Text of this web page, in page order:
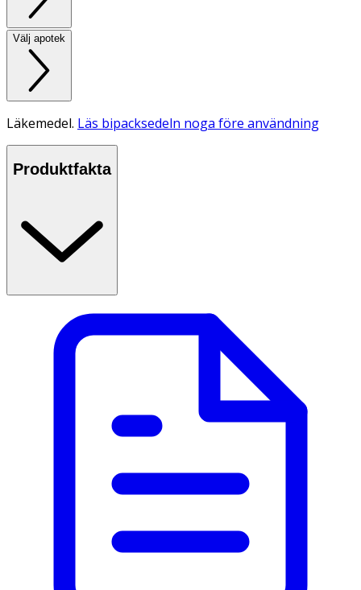
Välj apotek
Läkemedel. Läs bipacksedeln noga före användning
Produktfakta